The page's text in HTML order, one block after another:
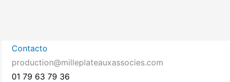
Contacto
production@milleplateauxassocies.com
01 79 63 79 36